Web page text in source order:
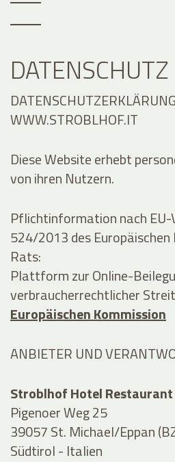
DATENSCHUTZ
WWW.STROBLHOF.IT
Diese Website erhebt
von ihren Nutzern.
Pflichtinformation nach EU-
524/2013 des
Rats:
Plattform zur Online-
verbraucherrechtlicher
Europäischen Kommission
ANBIETER UND
Stroblhof Hotel
Pigenoer Weg 25
39057 St. Michael/Eppan
Südtirol - Italien